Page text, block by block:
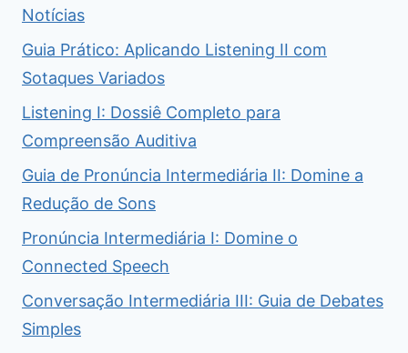
Notícias
Guia Prático: Aplicando Listening II com
Sotaques Variados
Listening I: Dossiê Completo para
Compreensão Auditiva
Guia de Pronúncia Intermediária II: Domine a
Redução de Sons
Pronúncia Intermediária I: Domine o
Connected Speech
Conversação Intermediária III: Guia de Debates
Simples